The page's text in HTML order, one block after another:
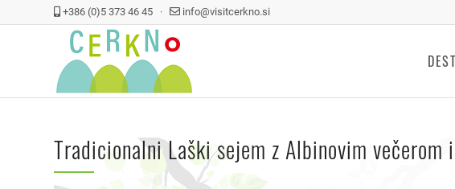
+386 (0)5 373 46 45 · info@visitcerkno.si
Tradicionalni Laški sejem z Albinovim večerom